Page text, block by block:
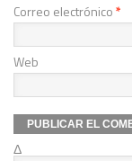
Correo electrónico*
Web
Δ